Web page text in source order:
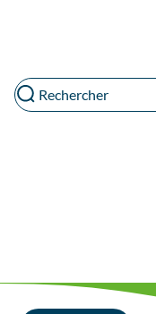
Rechercher